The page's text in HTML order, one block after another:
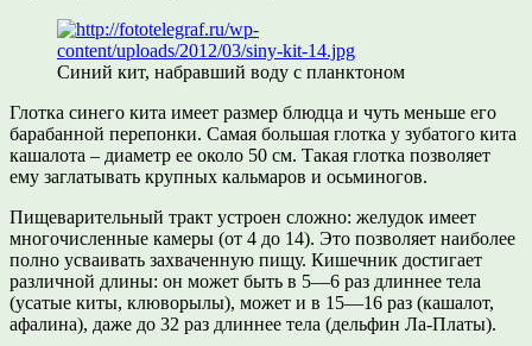
Синий кит, набравший воду с планктоном
Глотка синего кита имеет размер блюдца и чуть меньше его
барабанной перепонки. Самая большая глотка у зубатого кита
кашалота – диаметр ее около 50 см. Такая глотка позволяет
ему заглатывать крупных кальмаров и осьминогов.
Пищеварительный тракт устроен сложно: желудок имеет
многочисленные камеры (от 4 до 14). Это позволяет наиболее
полно усваивать захваченную пищу. Кишечник достигает
различной длины: он может быть в 5—6 раз длиннее тела
(усатые киты, клюворылы), может и в 15—16 раз (кашалот,
афалина), даже до 32 раз длиннее тела (дельфин Ла-Платы).